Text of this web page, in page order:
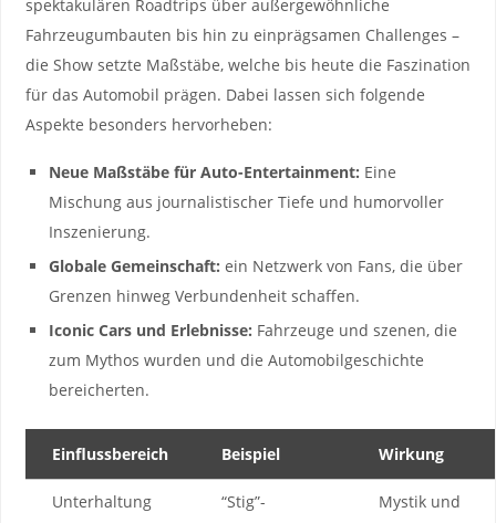
‍spektakulären Roadtrips über außergewöhnliche
Fahrzeugumbauten ⁣bis‌ hin zu einprägsamen Challenges​ –
die Show setzte Maßstäbe, welche bis heute die ‍Faszination
für das Automobil prägen. Dabei lassen sich folgende
Aspekte‌ besonders‌ hervorheben:
Neue Maßstäbe für Auto-Entertainment: Eine
Mischung aus ‍journalistischer Tiefe⁢ und humorvoller
Inszenierung.
Globale Gemeinschaft: ‍ein ⁢Netzwerk von‌ Fans, ⁤die über​
Grenzen hinweg Verbundenheit schaffen.
Iconic Cars und Erlebnisse: Fahrzeuge ⁣und⁤ szenen, die​
zum Mythos wurden und die ⁢Automobilgeschichte
bereicherten.
Einflussbereich Beispiel Wirkung
Unterhaltung
“Stig”-
Mystik ​und